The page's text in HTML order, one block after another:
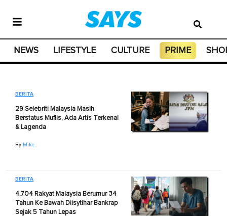
NEWS LIFESTYLE CULTURE PRIME
BERITA
29 Selebriti Malaysia Masih
Berstatus Muflis, Ada Artis Terkenal
& Lagenda
By Mike
BERITA
4,704 Rakyat Malaysia Berumur 34
Tahun Ke Bawah Diisytihar Bankrap
Sejak 5 Tahun Lepas